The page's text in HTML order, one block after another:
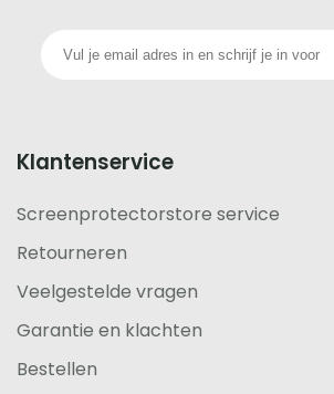
telefoon
Klantenservice
Screenprotectorstore service
Retourneren
Veelgestelde vragen
Garantie en klachten
Bestellen